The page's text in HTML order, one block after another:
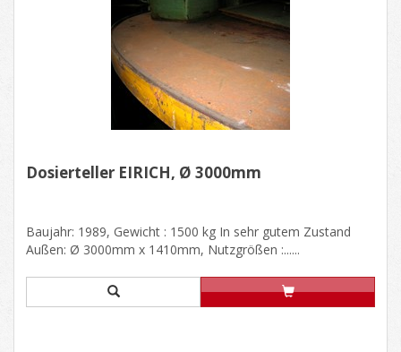
Dosierteller EIRICH, Ø 3000mm
Baujahr: 1989, Gewicht : 1500 kg In sehr gutem Zustand
Außen: Ø 3000mm x 1410mm, Nutzgrößen :......